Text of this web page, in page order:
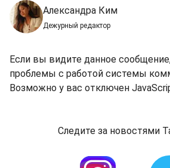
Александра Ким
Дежурный редактор
Если вы видите данное
проблемы с работой системы
Возможно у вас отключен
Следите за новостями